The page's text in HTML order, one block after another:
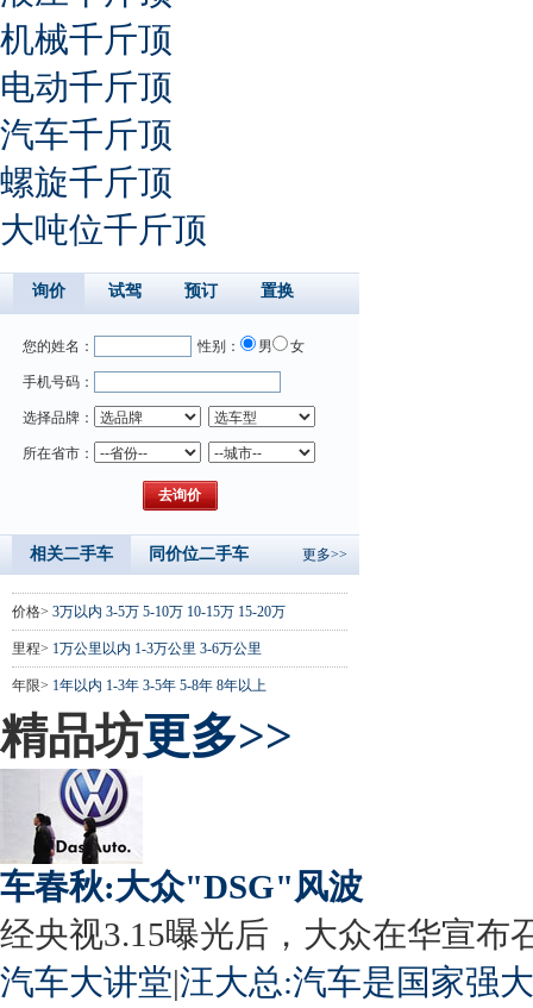
机械千斤顶
电动千斤顶
汽车千斤顶
螺旋千斤顶
大吨位千斤顶
询价 试驾 预订 置换
您的姓名： 性别： 男 女
手机号码：
选择品牌：
所在省市：
相关二手车 同价位二手车 更多>>
价格> 3万以内 3-5万 5-10万 10-15万 15-20万
里程> 1万公里以内 1-3万公里 3-6万公里
年限> 1年以内 1-3年 3-5年 5-8年 8年以上
精品坊更多>>
车春秋:大众"DSG"风波
经央视3.15曝光后，大众在华宣布
汽车大讲堂|汪大总:汽车是国家强